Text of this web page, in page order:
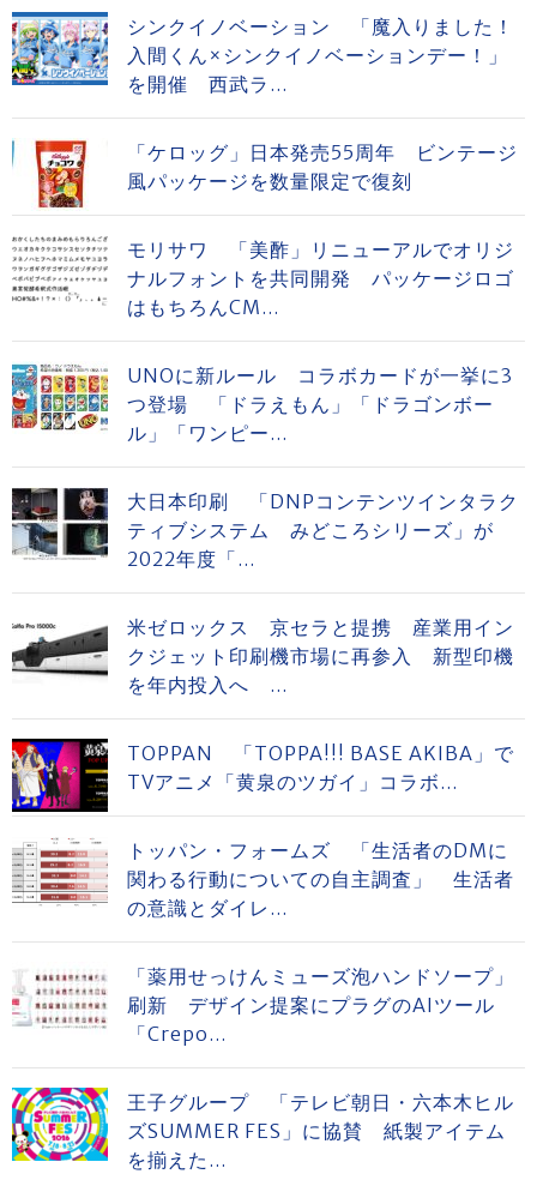
シンクイノベーション 「魔入りました！
入間くん×シンクイノベーションデー！」
を開催 西武ラ...
「ケロッグ」日本発売55周年 ビンテージ
風パッケージを数量限定で復刻
モリサワ 「美酢」リニューアルでオリジ
ナルフォントを共同開発 パッケージロゴ
はもちろんCM...
UNOに新ルール コラボカードが一挙に3
つ登場 「ドラえもん」「ドラゴンボー
ル」「ワンピー...
大日本印刷 「DNPコンテンツインタラク
ティブシステム みどころシリーズ」が
2022年度「...
米ゼロックス 京セラと提携 産業用イン
クジェット印刷機市場に再参入 新型印機
を年内投入へ ...
TOPPAN 「TOPPA!!! BASE AKIBA」で
TVアニメ「黄泉のツガイ」コラボ...
トッパン・フォームズ 「生活者のDMに
関わる行動についての自主調査」 生活者
の意識とダイレ...
「薬用せっけんミューズ泡ハンドソープ」
刷新 デザイン提案にプラグのAIツール
「Crepo...
王子グループ 「テレビ朝日・六本木ヒル
ズSUMMER FES」に協賛 紙製アイテム
を揃えた...